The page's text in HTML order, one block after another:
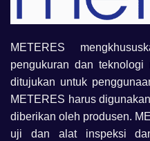
METERES
pengukuran dan teknologi
ditujukan untuk
METERES harus
diberikan oleh produsen.
uji dan alat inspeksi